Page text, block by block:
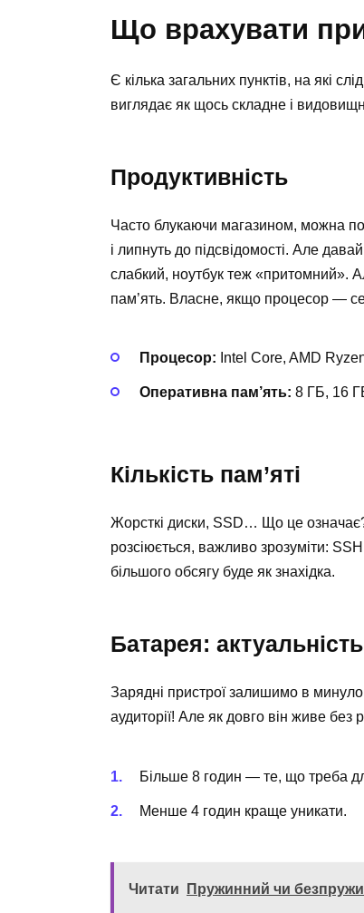
Що врахувати
Є кілька загальних пунктів, на які
виглядає як щось складне і
Продуктивність
Часто блукаючи магазином, можна
і липнуть до підсвідомості. Але
слабкий, ноутбук теж «притомний».
пам’ять. Власне, якщо процесор —
Процесор: Intel Core, AMD
Оперативна пам’ять: 8 ГБ, 16
Кількість пам’яті
Жорсткі диски, SSD… Що це
розсіюється, важливо зрозуміти:
більшого обсягу буде як знахідка.
Батарея: актуальність
Зарядні пристрої залишимо в
аудиторії! Але як довго він живе
Більше 8 годин — те, що треба
Менше 4 годин краще уникати.
Читати Пружинний чи